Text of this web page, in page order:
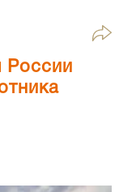
России